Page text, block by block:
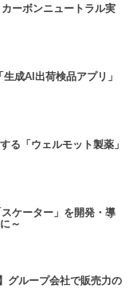
ーボンニュートラル実
成AI出荷検品アプリ」
る「ウェルモット製薬」
ケーター」を開発・導
～
グループ会社で販売力の